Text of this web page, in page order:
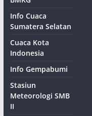
Info Cuaca
Sumatera Selatan
Cuaca Kota
Indonesia
Info Gempabumi
Stasiun
Meteorologi SMB
II